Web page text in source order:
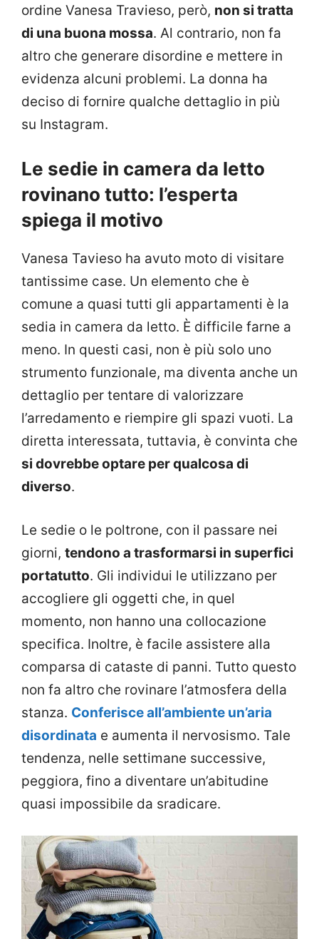
ordine Vanesa Travieso, però, non si tratta
di una buona mossa. Al contrario, non fa
altro che generare disordine e mettere in
evidenza alcuni problemi. La donna ha
deciso di fornire qualche dettaglio in più
su Instagram.
Le sedie in camera da letto
rovinano tutto: l’esperta
spiega il motivo
Vanesa Tavieso ha avuto moto di visitare
tantissime case. Un elemento che è
comune a quasi tutti gli appartamenti è la
sedia in camera da letto. È difficile farne a
meno. In questi casi, non è più solo uno
strumento funzionale, ma diventa anche un
dettaglio per tentare di valorizzare
l’arredamento e riempire gli spazi vuoti. La
diretta interessata, tuttavia, è convinta che
si dovrebbe optare per qualcosa di
diverso.
Le sedie o le poltrone, con il passare nei
giorni, tendono a trasformarsi in superfici
portatutto. Gli individui le utilizzano per
accogliere gli oggetti che, in quel
momento, non hanno una collocazione
specifica. Inoltre, è facile assistere alla
comparsa di cataste di panni. Tutto questo
non fa altro che rovinare l’atmosfera della
stanza. Conferisce all’ambiente un’aria
disordinata e aumenta il nervosismo. Tale
tendenza, nelle settimane successive,
peggiora, fino a diventare un’abitudine
quasi impossibile da sradicare.